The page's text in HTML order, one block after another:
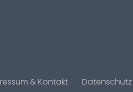
& Kontakt Datenschutz